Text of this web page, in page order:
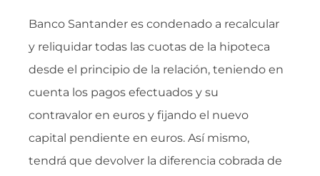
Banco Santander es condenado a recalcular
y reliquidar todas las cuotas de la hipoteca
desde el principio de la relación, teniendo en
cuenta los pagos efectuados y su
contravalor en euros y fijando el nuevo
capital pendiente en euros. Así mismo,
tendrá que devolver la diferencia cobrada de